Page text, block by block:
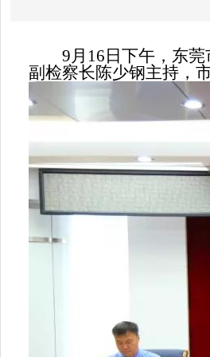
9月16日下午，东莞市
副检察长陈少钢主持，